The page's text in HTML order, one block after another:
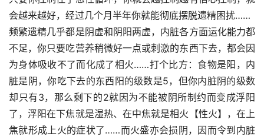
会越来越好，经过几个月半年你就能彻底摆脱遗精困扰……
频繁遗精几乎都是阴虚和阴阳两虚，内脏各方面运化能力都
不足，你只要吃营养稍微好一点或刺激的东西下去，都会因
为身体吸收不了而化成了相火……打个比方：食物是阳，内
脏是阴，你吃下去的东西阳的级数是5，但你内脏阴的级数
却只有3，那么剩下的2就因为不能被阴所制约而变成浮阳
了，浮阳在下焦就是湿热、在中焦就是相火【性火】，在上
焦就形成上火的症状了……而火盛亦会损阴，因而令到内脏